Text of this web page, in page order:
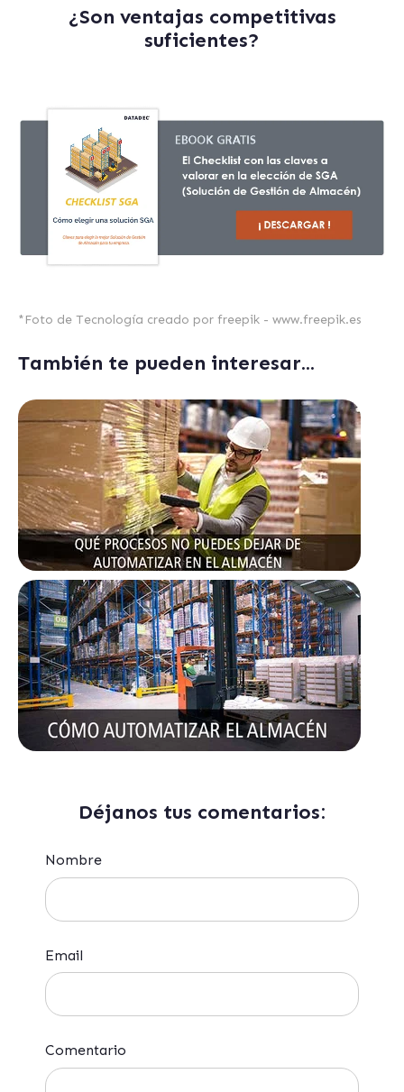
¿Son ventajas competitivas
suficientes?
*Foto de Tecnología creado por freepik - www.freepik.es
También te pueden interesar...
Déjanos tus comentarios:
Nombre
Email
Comentario